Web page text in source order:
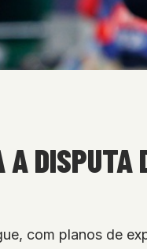
DISPUTA
com planos de